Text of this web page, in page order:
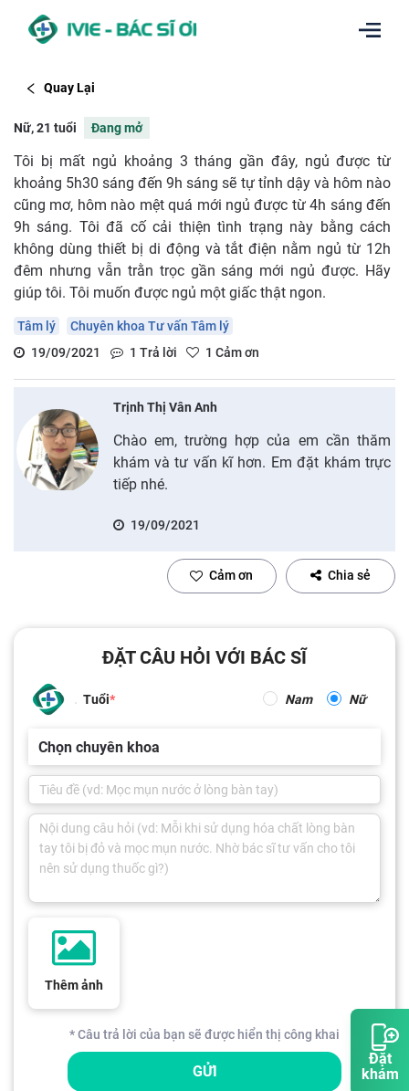
Đặt
khám
Quay Lại
Nữ, 21 tuổi Đang mở
Tôi bị mất ngủ khoảng 3 tháng gần đây, ngủ được từ
khoảng 5h30 sáng đến 9h sáng sẽ tự tỉnh dậy và hôm nào
cũng mơ, hôm nào mệt quá mới ngủ được từ 4h sáng đến
9h sáng. Tôi đã cố cải thiện tình trạng này bằng cách
không dùng thiết bị di động và tắt điện nằm ngủ từ 12h
đêm nhưng vẫn trằn trọc gần sáng mới ngủ được. Hãy
giúp tôi. Tôi muốn được ngủ một giấc thật ngon.
Tâm lý
Chuyên khoa Tư vấn Tâm lý
19/09/2021
1 Trả lời 1 Cảm ơn
Trịnh Thị Vân Anh
Chào em, trường hợp của em cần thăm
khám và tư vấn kĩ hơn. Em đặt khám trực
tiếp nhé.
19/09/2021
Cảm ơn Chia sẻ
ĐẶT CÂU HỎI VỚI BÁC SĨ
Tuổi Nam Nữ
Chọn chuyên khoa
Thêm ảnh
* Câu trả lời của bạn sẽ được hiển thị công khai
GỬI